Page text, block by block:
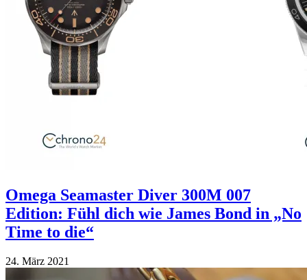
Omega Seamaster Diver 300M 007
Edition: Fühl dich wie James Bond in „No
Time to die“
24. März 2021